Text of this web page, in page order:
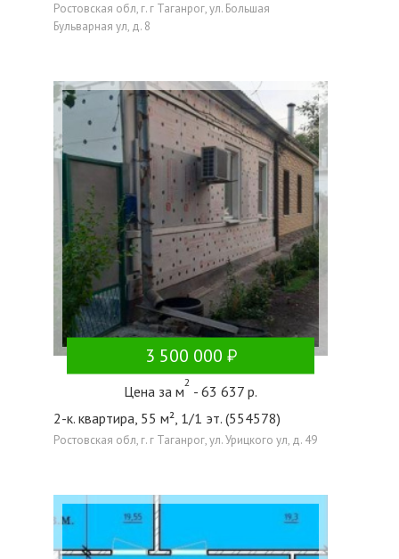
Ростовская обл, г. г Таганрог, ул. Большая
Бульварная ул, д. 8
3 500 000
Цена за м
2
- 63 637 р.
2-к. квартира, 55 м², 1/1 эт. (554578)
Ростовская обл, г. г Таганрог, ул. Урицкого ул, д. 49